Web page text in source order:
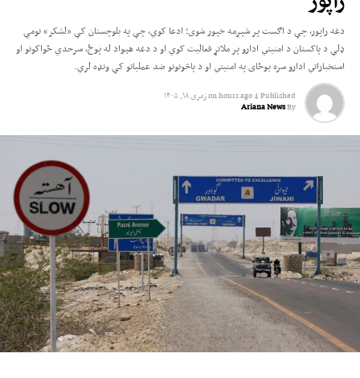
ولایت خلک له کلونو راپدېخوا د هغې د استخراج او سمنټو د تولید د پیل پر تمه ول.
ویل کیږي، چې دا پروژه د هرات ښار لویدیځ ته شاوخوا ۳۰ کیلومټرۍ واټن کې د
زنده‌جان ولسوالۍ په مربوطاتو کې موقعیت لري.
دغه راپور، چې د اګست پر شپږمه خپور شوی؛ ادعا کوي، چې په بلوچستان کې «لشکر» نومې
ډلې د پاکستان د امنیتي ادارو پر ملاتړ فعالیت کوي او د دغه هېواد له پوځ، سرحدي ځواکونو او
استخباراتي ادارو سره یوځای په امنیتي او د پاڅونونو ضد عملیاتو کې ونډه لري.
Published
4 hours ago
onزمری ۱۸, ۱۴۰۵
By
Ariana News